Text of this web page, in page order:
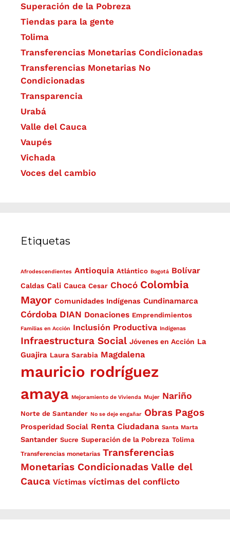
Superación de la Pobreza
Tiendas para la gente
Tolima
Transferencias Monetarias Condicionadas
Transferencias Monetarias No
Condicionadas
Transparencia
Urabá
Valle del Cauca
Vaupés
Vichada
Voces del cambio
Etiquetas
Afrodescendientes Antioquia Atlántico Bogotá Bolívar
Caldas Cali Cauca Cesar Chocó Colombia
Mayor Comunidades Indígenas Cundinamarca
Córdoba DIAN Donaciones Emprendimientos
Familias en Acción Inclusión Productiva Indígenas
Infraestructura Social Jóvenes en Acción La
Guajira Laura Sarabia Magdalena
mauricio rodríguez
amaya Mejoramiento de Vivienda Mujer Nariño
Norte de Santander No se deje engañar Obras Pagos
Prosperidad Social Renta Ciudadana Santa Marta
Santander Sucre Superación de la Pobreza Tolima
Transferencias monetarias Transferencias
Monetarias Condicionadas Valle del
Cauca Víctimas víctimas del conflicto